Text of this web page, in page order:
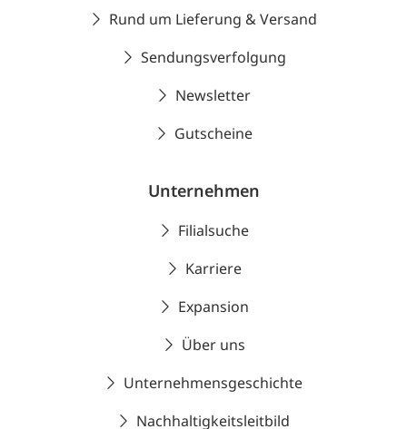
Rund um Lieferung & Versand
Sendungsverfolgung
Newsletter
Gutscheine
Unternehmen
Filialsuche
Karriere
Expansion
Über uns
Unternehmensgeschichte
Nachhaltigkeitsleitbild